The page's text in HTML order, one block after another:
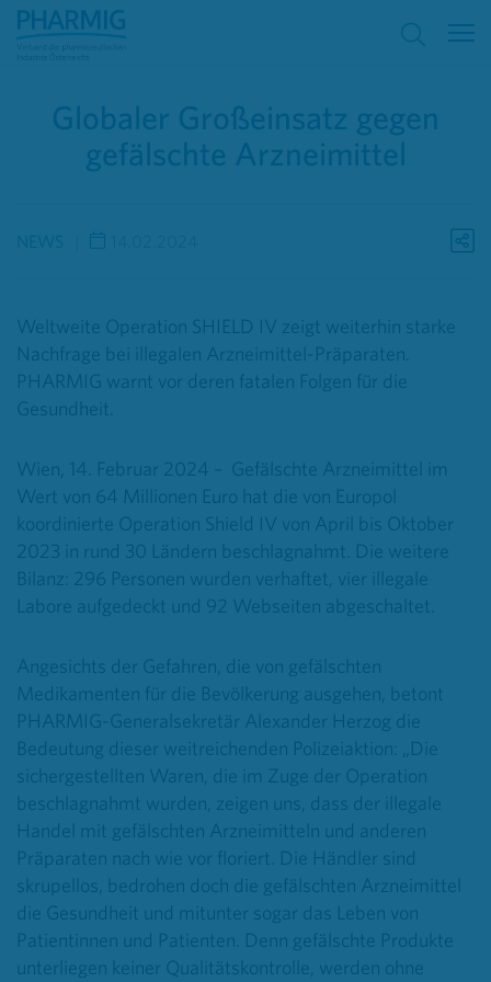
Globaler Großeinsatz gegen
gefälschte Arzneimittel
NEWS
Weltweite Operation SHIELD IV zeigt weiterhin starke
Nachfrage bei illegalen Arzneimittel-Präparaten.
PHARMIG warnt vor deren fatalen Folgen für die
Gesundheit.
Wien, 14. Februar 2024 – Gefälschte Arzneimittel im
Wert von 64 Millionen Euro hat die von Europol
koordinierte Operation Shield IV von April bis Oktober
2023 in rund 30 Ländern beschlagnahmt. Die weitere
Bilanz: 296 Personen wurden verhaftet, vier illegale
Labore aufgedeckt und 92 Webseiten abgeschaltet.
Angesichts der Gefahren, die von gefälschten
Medikamenten für die Bevölkerung ausgehen, betont
PHARMIG-Generalsekretär Alexander Herzog die
Bedeutung dieser weitreichenden Polizeiaktion: „Die
sichergestellten Waren, die im Zuge der Operation
beschlagnahmt wurden, zeigen uns, dass der illegale
Handel mit gefälschten Arzneimitteln und anderen
Präparaten nach wie vor floriert. Die Händler sind
skrupellos, bedrohen doch die gefälschten Arzneimittel
die Gesundheit und mitunter sogar das Leben von
Patientinnen und Patienten. Denn gefälschte Produkte
unterliegen keiner Qualitätskontrolle, werden ohne